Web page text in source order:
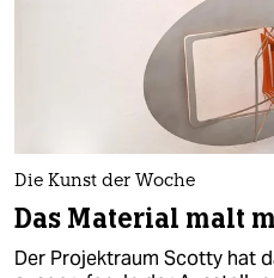
Die Kunst der Woche
Das Material malt
Der Projektraum Scotty hat